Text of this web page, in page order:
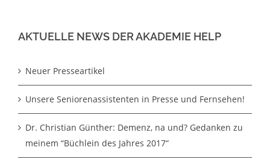
AKTUELLE NEWS DER AKADEMIE HELP
Neuer Presseartikel
Unsere Seniorenassistenten in Presse und Fernsehen!
Dr. Christian Günther: Demenz, na und? Gedanken zu
meinem “Büchlein des Jahres 2017“